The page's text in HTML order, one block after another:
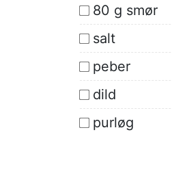
80 g smør
salt
peber
dild
purløg